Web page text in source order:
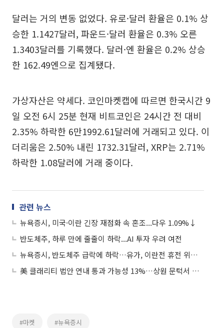
달러는 거의 변동 없었다. 유로·달러 환율은 0.1% 상
승한 1.1427달러, 파운드·달러 환율은 0.3% 오른
1.3403달러를 기록했다. 달러·엔 환율은 0.2% 상승
한 162.49엔으로 집계됐다.
가상자산은 약세다. 코인마켓캡에 따르면 한국시간 9
일 오전 6시 25분 현재 비트코인은 24시간 전 대비
2.35% 하락한 6만1992.61달러에 거래되고 있다. 이
더리움은 2.50% 내린 1732.31달러, XRP는 2.71%
하락한 1.08달러에 거래 중이다.
관련 뉴스
뉴욕증시, 미국·이란 긴장 재점화 속 혼조...다우 1.09%↓
반도체주, 하루 만에 줄줄이 하락...AI 투자 우려 여전
뉴욕증시, 반도체주 급락에 하락…유가, 이란전 휴전 위기에 급등
美 클래리티 법안 연내 통과 가능성 13%…상원 문턱서 제동
#마켓 #뉴욕증시